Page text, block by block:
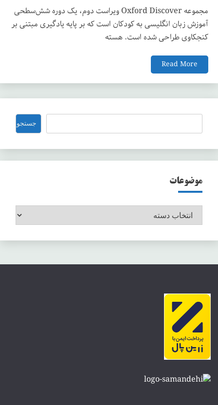
مجموعه Oxford Discover ویراست دوم، یک دوره شش‌سطحی
آموزش زبان انگلیسی به کودکان است که بر پایه یادگیری مبتنی بر
کنجکاوی طراحی شده است. هسته
Read More
جستجو جستجو
موضوعات
موضوعات